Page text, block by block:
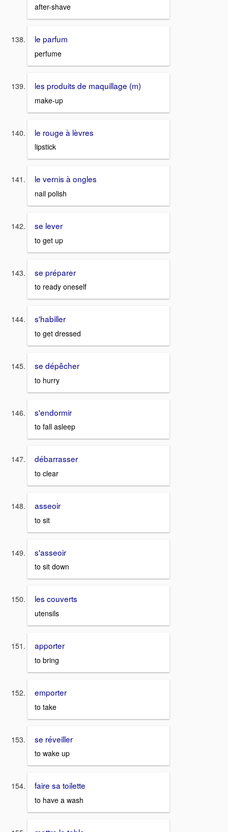
after-shave
le parfum
perfume
les produits de maquillage (m)
make-up
le rouge à lèvres
lipstick
le vernis à ongles
nail polish
se lever
to get up
se préparer
to ready oneself
s'habiller
to get dressed
se dépêcher
to hurry
s'endormir
to fall asleep
débarrasser
to clear
asseoir
to sit
s'asseoir
to sit down
les couverts
utensils
apporter
to bring
emporter
to take
se réveiller
to wake up
faire sa toilette
to have a wash